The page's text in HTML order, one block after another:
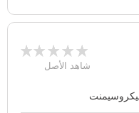
شاهد الأصل